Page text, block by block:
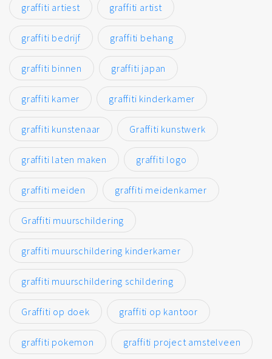
graffiti artiest graffiti artist
graffiti bedrijf graffiti behang
graffiti binnen graffiti japan
graffiti kamer graffiti kinderkamer
graffiti kunstenaar Graffiti kunstwerk
graffiti laten maken graffiti logo
graffiti meiden graffiti meidenkamer
Graffiti muurschildering
graffiti muurschildering kinderkamer
graffiti muurschildering schildering
Graffiti op doek graffiti op kantoor
graffiti pokemon graffiti project amstelveen